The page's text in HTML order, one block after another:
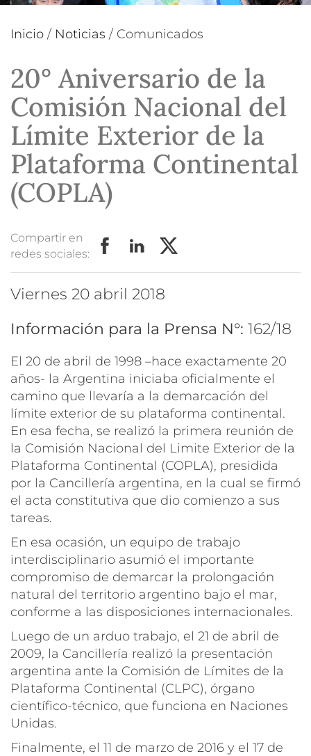
Inicio / Noticias / Comunicados
20° Aniversario de la
Comisión Nacional del
Límite Exterior de la
Plataforma Continental
(COPLA)
Compartir en
redes sociales:
viernes 20 abril 2018
Información para la Prensa N°: 162/18
El 20 de abril de 1998 –hace exactamente 20
años- la Argentina iniciaba oficialmente el
camino que llevaría a la demarcación del
límite exterior de su plataforma continental.
En esa fecha, se realizó la primera reunión de
la Comisión Nacional del Limite Exterior de la
Plataforma Continental (COPLA), presidida
por la Cancillería argentina, en la cual se firmó
el acta constitutiva que dio comienzo a sus
tareas.
En esa ocasión, un equipo de trabajo
interdisciplinario asumió el importante
compromiso de demarcar la prolongación
natural del territorio argentino bajo el mar,
conforme a las disposiciones internacionales.
Luego de un arduo trabajo, el 21 de abril de
2009, la Cancillería realizó la presentación
argentina ante la Comisión de Límites de la
Plataforma Continental (CLPC), órgano
científico-técnico, que funciona en Naciones
Unidas.
Finalmente, el 11 de marzo de 2016 y el 17 de